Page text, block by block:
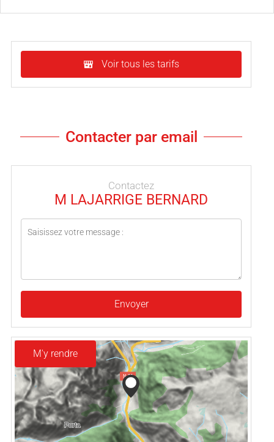
Voir tous les tarifs
Contacter par email
Contactez
M LAJARRIGE BERNARD
Envoyer
M'y rendre